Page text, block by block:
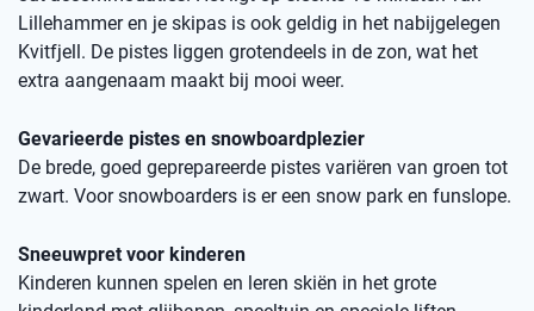
Lillehammer en je skipas is ook geldig in het nabijgelegen
Kvitfjell. De pistes liggen grotendeels in de zon, wat het
extra aangenaam maakt bij mooi weer.
Gevarieerde pistes en snowboardplezier
De brede, goed geprepareerde pistes variëren van groen tot
zwart. Voor snowboarders is er een snow park en funslope.
Sneeuwpret voor kinderen
Kinderen kunnen spelen en leren skiën in het grote